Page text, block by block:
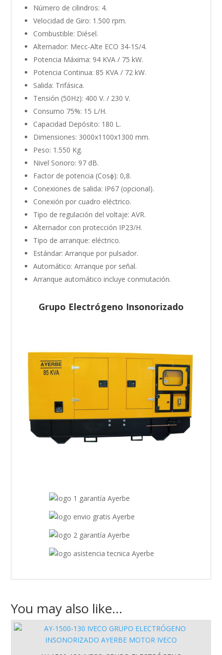
Número de cilindros: 4.
Velocidad de Giro: 1.500 rpm.
Combustible: Diésel.
Alternador: Mecc-Alte ECO 34-1S/4.
Potencia Máxima: 94 KVA / 75 kW.
Potencia Continua: 85 KVA / 72 kW.
Salida: Trifásica.
Tensión (50Hz): 400 V. / 230 V.
Consumo 75%: 15 L/H.
Capacidad Depósito: 180 L.
Dimensiones: 3000x1100x1300 mm.
Peso: 1.550 Kg.
Nivel Sonoro: 97 dB.
Factor de potencia (Cosϕ): 0,8.
Conexiones de salida: IP67 (opcional).
Conexión por cuadro eléctrico.
Tipo de regulación del voltaje: AVR.
Alternador con protección IP23/H.
Tipo de arranque: eléctrico.
Estándar: Arranque por pulsador.
Automático: Arranque por señal.
Arranque automático incluye conmutación.
Grupo Electrógeno Insonorizado
You may also like…